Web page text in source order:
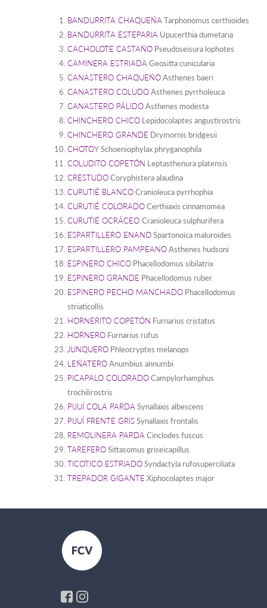
BANDURRITA CHAQUEÑATarphonomus certhioides
BANDURRITA ESTEPARIA Upucerthia dumetaria
CACHOLOTE CASTAÑO Pseudoseisura lophotes
CAMINERA ESTRIADAGeositta cunicularia
CANASTERO CHAQUEÑOAsthenes baeri
CANASTERO COLUDOAsthenes pyrrholeuca
CANASTERO PÁLIDOAsthenes modesta
CHINCHERO CHICO Lepidocolaptes angustirostris
CHINCHERO GRANDE Drymornis bridgesii
CHOTOYSchoeniophylax phryganophila
COLUDITO COPETÓN Leptasthenura platensis
CRESTUDOCoryphistera alaudina
CURUTIÉ BLANCOCranioleuca pyrrhophia
CURUTIÉ COLORADOCerthiaxis cinnamomea
CURUTIÉ OCRÁCEO Cranioleuca sulphurifera
ESPARTILLERO ENANOSpartonoica maluroides
ESPARTILLERO PAMPEANOAsthenes hudsoni
ESPINERO CHICO Phacellodomus sibilatrix
ESPINERO GRANDE Phacellodomus ruber
ESPINERO PECHO MANCHADO Phacellodomus
striaticollis
HORNERITO COPETÓN Furnarius cristatus
HORNERO Furnarius rufus
JUNQUERO Phleocryptes melanops
LEÑATEROAnumbius annumbi
PICAPALO COLORADOCampylorhamphus
trochilirostris
PIJUÍ COLA PARDASynallaxis albescens
PIJUÍ FRENTE GRISSynallaxis frontalis
REMOLINERA PARDACinclodes fuscus
TAREFEROSittasomus griseicapillus
TICOTICO ESTRIADOSyndactyla rufosuperciliata
TREPADOR GIGANTE Xiphocolaptes major